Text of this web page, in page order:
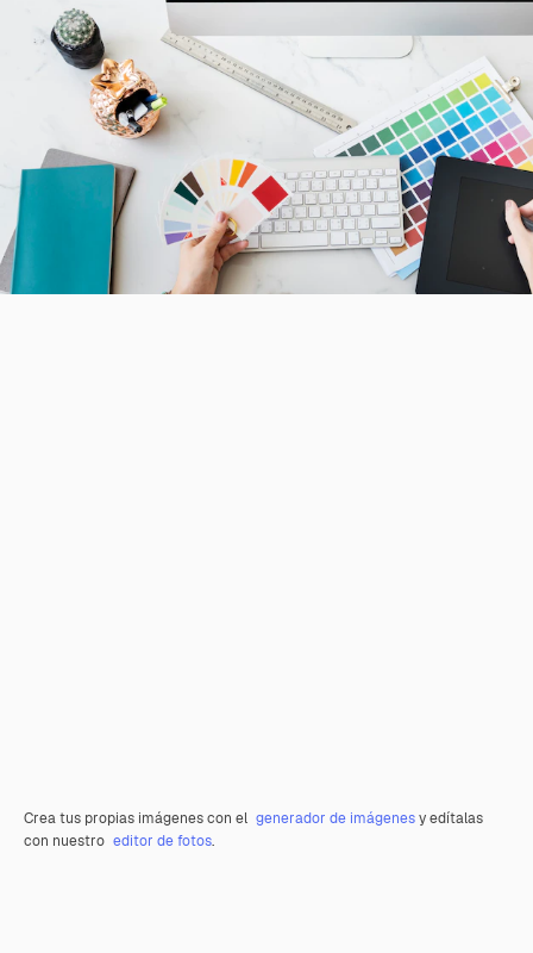
Crea tus propias imágenes con el generador de imágenesy edítalas
con nuestro editor de fotos.